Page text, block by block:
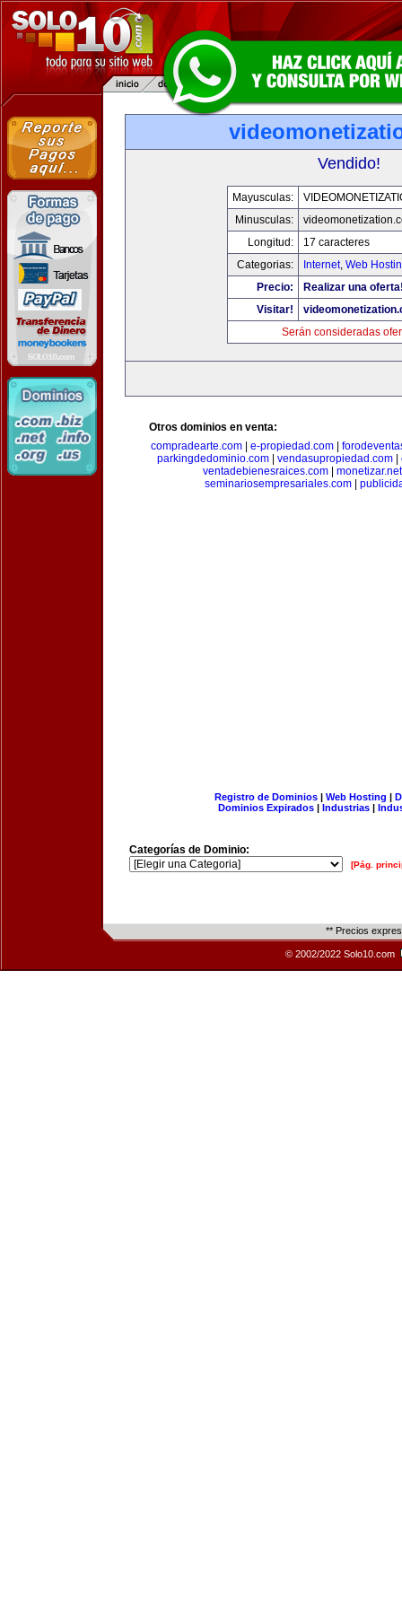
Vendido!
Mayusculas:
Minusculas:
Longitud:
17 caracteres
Categorias:
Internet, Web
Precio:
Realizar una
Visitar!
Serán consideradas
Otros dominios en venta:
compradearte.com
e-propiedad.com
parkingdedominio.com| vendasupropiedad.com|
ventadebienesraices.com
monetizar.net
seminariosempresariales.com
Registro de Dominios| Web Hosting |
Dominios Expirados | Industrias |
Categorías de Dominio:
[Pág.
** Precios
© 2002/2022 Solo10.com